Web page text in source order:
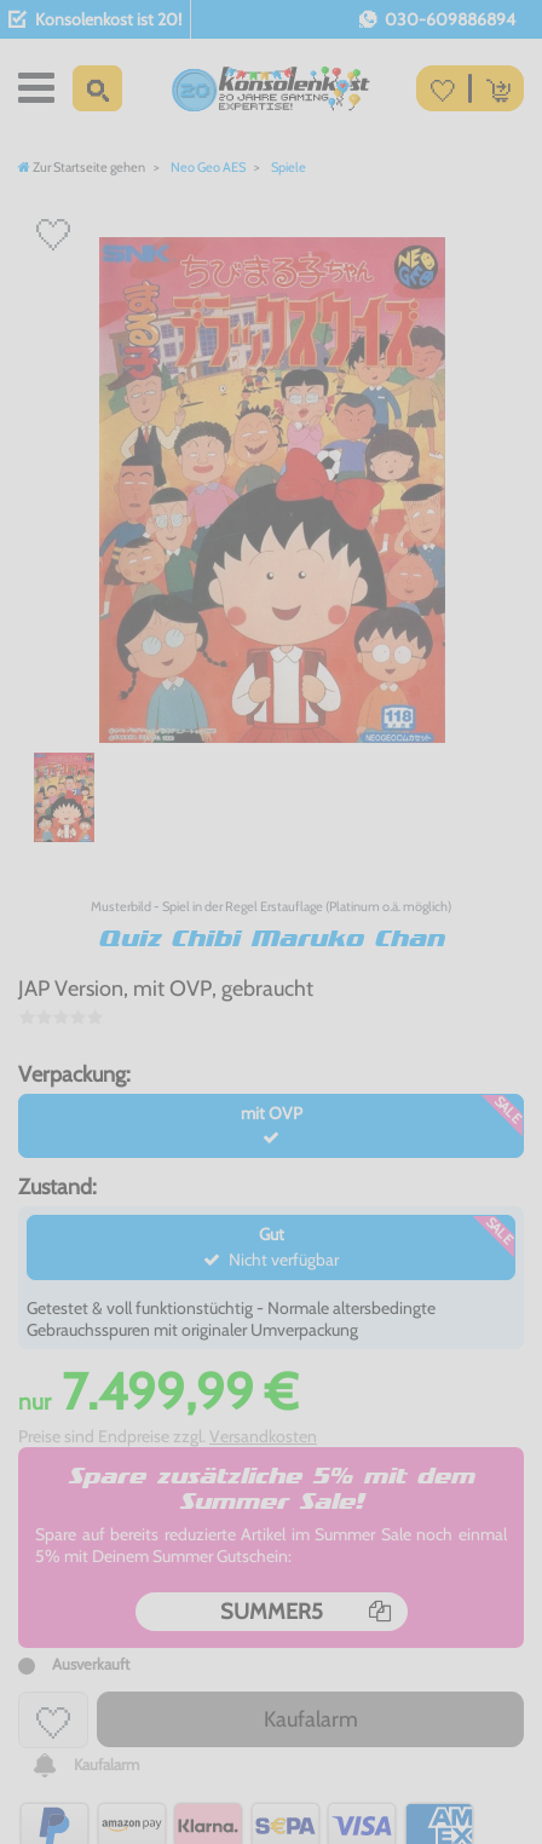
Konsolenkost ist 20! 030-609886894
Zur Startseite gehen Neo Geo AES Spiele
Musterbild - Spiel in der Regel Erstauflage (Platinum o.ä. möglich)
Quiz Chibi Maruko Chan
JAP Version, mit OVP, gebraucht
Verpackung:
mit OVP SALE
Zustand:
Gut
Nicht verfügbar
SALE
Getestet & voll funktionstüchtig - Normale altersbedingte
Gebrauchsspuren mit originaler Umverpackung
nur7.499,99 €
Preise sind Endpreise zzgl. Versandkosten
Spare zusätzliche 5% mit dem
Summer Sale!
Spare auf bereits reduzierte Artikel im Summer Sale noch einmal
5% mit Deinem Summer Gutschein:
SUMMER5
Ausverkauft
Kaufalarm
Kaufalarm